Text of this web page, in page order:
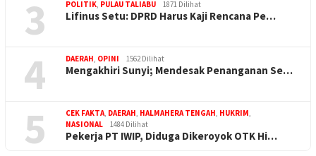
3 POLITIK, PULAU TALIABU 1871 Dilihat
Lifinus Setu: DPRD Harus Kaji Rencana Pe…
4 DAERAH, OPINI 1562 Dilihat
Mengakhiri Sunyi; Mendesak Penanganan Se…
5 CEK FAKTA, DAERAH, HALMAHERA TENGAH, HUKRIM,
NASIONAL
1484 Dilihat
Pekerja PT IWIP, Diduga Dikeroyok OTK Hi…